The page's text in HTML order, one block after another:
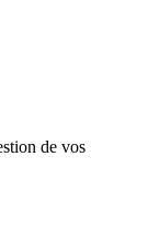
de vos